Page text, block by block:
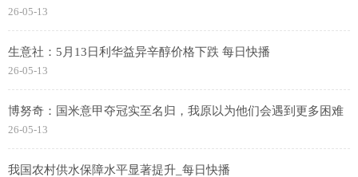
26-05-13
生意社：5月13日利华益异辛醇价格下跌 每日快播
26-05-13
博努奇：国米意甲夺冠实至名归，我原以为他们会遇到更多困难
26-05-13
我国农村供水保障水平显著提升_每日快播